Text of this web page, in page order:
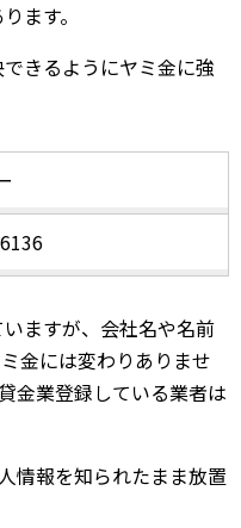
ます。
きるようにヤミ金に強
ますが、会社名や名前
金には変わりありませ
金業登録している業者は
情報を知られたまま放置